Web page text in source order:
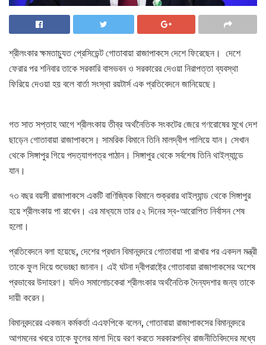
শ্রীলংকার ক্ষমতাচ্যুত প্রেসিডেন্ট গোতাবায়া রাজাপাকসে দেশে ফিরেছেন। দেশে
ফেরার পর শনিবার তাকে সরকারি বাসভবন ও সরকারের দেওয়া নিরাপত্তা ব্যবস্থা
ফিরিয়ে দেওয়া হয় বলে বার্তা সংস্থা রয়টার্স এক প্রতিবেদনে জানিয়েছে।
গত সাত সপ্তাহ আগে শ্রীলংকায় তীব্র অর্থনৈতিক সংকটের জেরে গণরোষের মুখে দেশ
ছাড়েন গোতাবায়া রাজাপাকসে। সামরিক বিমানে তিনি মালদ্বীপ পালিয়ে যান। সেখান
থেকে সিঙ্গাপুর গিয়ে পদত্যাগপত্র পাঠান। সিঙ্গাপুর থেকে সর্বশেষ তিনি থাইল্যান্ডে
যান।
৭৩ বছর বয়সী রাজাপাকসে একটি বাণিজ্যিক বিমানে শুক্রবার থাইল্যান্ড থেকে সিঙ্গাপুর
হয়ে শ্রীলংকায় পা রাখেন। এর মাধ্যমে তার ৫২ দিনের স্ব-আরোপিত নির্বাসন শেষ
হলো।
প্রতিবেদনে বলা হয়েছে, দেশের প্রধান বিমানবন্দরে গোতাবায়া পা রাখার পর একদল মন্ত্রী
তাকে ফুল দিয়ে শুভেচ্ছা জানান। এই ঘটনা দ্বীপরাষ্ট্রে গোতাবায়া রাজাপাকসের অশেষ
প্রভাবের উদাহরণ। যদিও সমালোচকেরা শ্রীলংকার অর্থনৈতিক দৈন্যদশার জন্য তাকে
দায়ী করেন।
বিমানবন্দরের একজন কর্মকর্তা এএফপিকে বলেন, গোতাবায়া রাজাপাকসের বিমানবন্দরে
আগমনের খবরে তাকে ফুলের মালা দিয়ে বরণ করতে সরকারপন্থি রাজনীতিবিদদের মধ্যে